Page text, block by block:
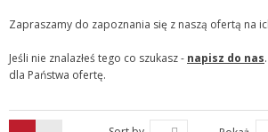
Zapraszamy do zapoznania się z naszą ofertą na
Jeśli nie znalazłeś tego co szukasz - napisz do nas
dla Państwa ofertę.